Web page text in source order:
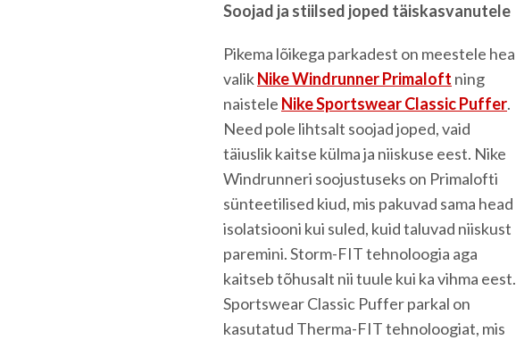
Soojad ja stiilsed joped täiskasvanutele
Pikema lõikega parkadest on meestele hea
valikNike Windrunner Primaloft ning
naistele Nike Sportswear Classic Puffer.
Need pole lihtsalt soojad joped, vaid
täiuslik kaitse külma ja niiskuse eest. Nike
Windrunneri soojustuseks on Primalofti
sünteetilised kiud, mis pakuvad sama head
isolatsiooni kui suled, kuid taluvad niiskust
paremini. Storm-FIT tehnoloogia aga
kaitseb tõhusalt nii tuule kui ka vihma eest.
Sportswear Classic Puffer parkal on
kasutatud Therma-FIT tehnoloogiat, mis